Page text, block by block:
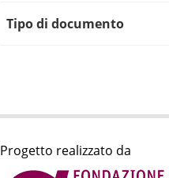
Tipo di documento
Progetto realizzato da